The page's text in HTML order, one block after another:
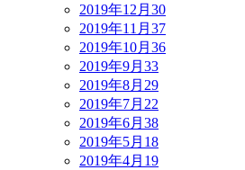
2019年12月 30
2019年11月 37
2019年10月 36
2019年9月 33
2019年8月 29
2019年7月 22
2019年6月 38
2019年5月 18
2019年4月 19